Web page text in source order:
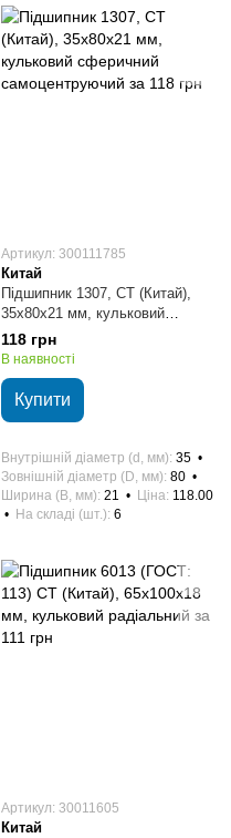
Артикул: 300111785
Китай
Підшипник 1307, CT (Китай),
35х80х21 мм, кульковий
сферичний самоцентруючий
118 грн
В наявності
Купити
Внутрішній діаметр (d, мм) 35
Зовнішній діаметр (D, мм) 80
Ширина (B, мм) 21 Ціна 118.00
На складі (шт.) 6
Артикул: 30011605
Китай